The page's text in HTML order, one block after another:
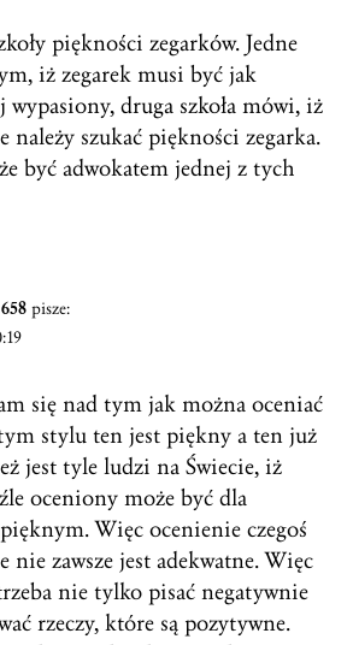
piękności zegarków. Jedne
iż zegarek musi być jak
wypasiony, druga szkoła mówi, iż
należy szukać piękności zegarka.
być adwokatem jednej z tych
pisze:
się nad tym jak można oceniać
stylu ten jest piękny a ten już
jest tyle ludzi na Świecie, iż
oceniony może być dla
Więc ocenienie czegoś
nie zawsze jest adekwatne. Więc
nie tylko pisać negatywnie
rzeczy, które są pozytywne.